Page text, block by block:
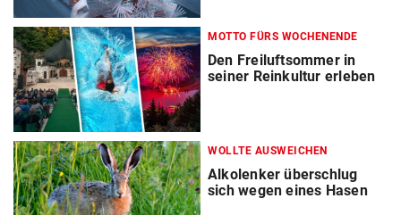
MOTTO FÜRS WOCHENENDE
Den Freiluftsommer in
seiner Reinkultur erleben
WOLLTE AUSWEICHEN
Alkolenker überschlug
sich wegen eines Hasen